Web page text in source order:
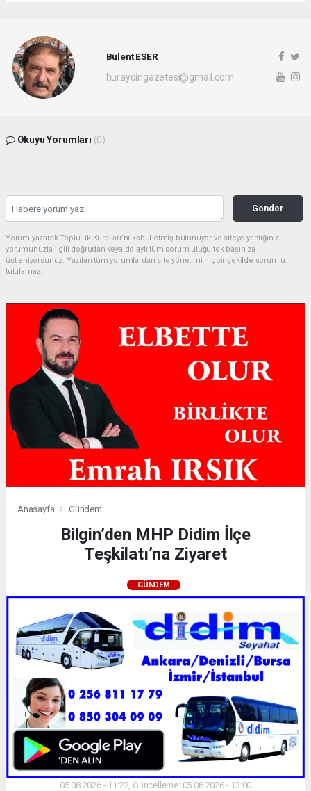
Bülent ESER
huraydingazetesi@gmail.com
Okuyu Yorumları (0)
Gonder
Yorum yazarak Topluluk Kuralları’nı kabul etmiş bulunuyor ve siteye yaptığınız
yorumunuzla ilgili doğrudan veya dolaylı tüm sorumluluğu tek başınıza
üstleniyorsunuz. Yazılan tüm yorumlardan site yönetimi hiçbir şekilde sorumlu
tutulamaz.
Anasayfa Gündem
Bilgin’den MHP Didim İlçe
Teşkilatı’na Ziyaret
GÜNDEM
05.08.2026 - 11:22, Güncelleme: 05.08.2026 - 13:00